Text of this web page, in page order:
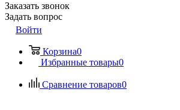
Заказать звонок
Задать вопрос
Войти
Корзина0
Избранные товары0
Сравнение товаров0